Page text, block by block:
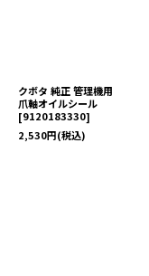
クボタ 純正 管理機用
爪軸オイルシール
[9120183330]
2,530円(税込)